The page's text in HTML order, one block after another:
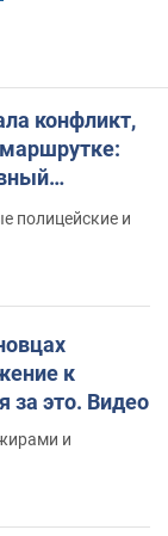
конфликт,
полицейские и
к
за это. Видео
и